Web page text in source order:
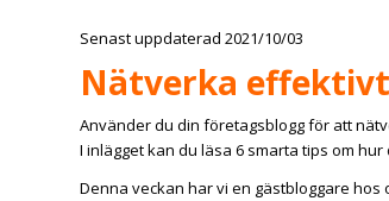
Senast uppdaterad 2021/10/03
Nätverka
Använder du din företagsblogg för att
I inlägget kan du läsa 6 smarta tips om
Denna veckan har vi en gästbloggare